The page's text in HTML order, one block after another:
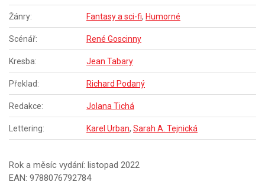
Žánry: Fantasy a sci-fi, Humorné
Scénář: René Goscinny
Kresba: Jean Tabary
Překlad: Richard Podaný
Redakce: Jolana Tichá
Lettering: Karel Urban, Sarah A. Tejnická
Rok a měsíc vydání: listopad 2022
EAN: 9788076792784